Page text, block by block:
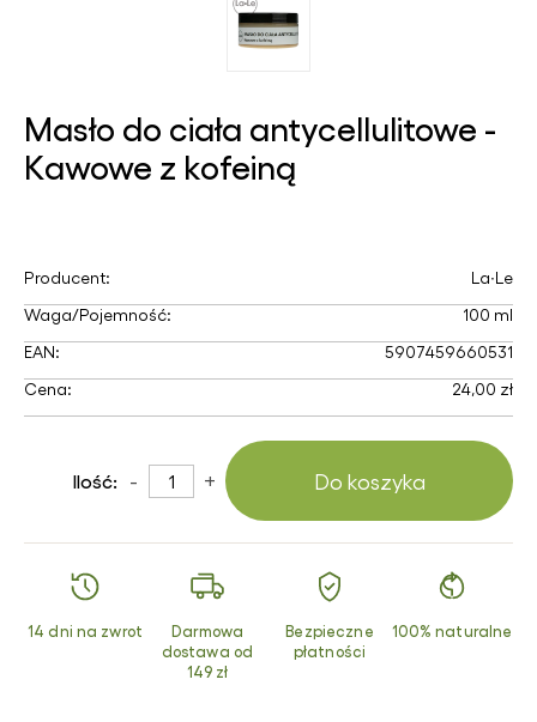
Masło do ciała antycellulitowe -
Kawowe z kofeiną
Producent:
La∙Le
Waga/Pojemność:
100 ml
EAN:
5907459660531
Cena:
24,00 zł
Ilość: - + Do koszyka
14 dni na zwrot
Darmowa
dostawa od
149 zł
Bezpieczne
płatności
100% naturalne